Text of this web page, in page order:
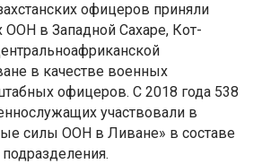
офицеров приняли
ООН в Западной Сахаре, Кот-
в качестве военных
офицеров. С 2018 года 538
участвовали в
силы ООН в Ливане» в составе